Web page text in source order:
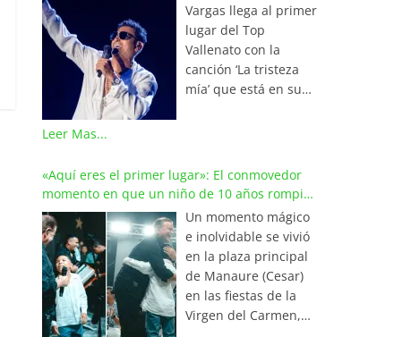
Vargas llega al primer
lugar del Top
Vallenato con la
canción ‘La tristeza
mía’ que está en su
de los listados
musicales en
Colombia y países de
América y Europa.
Esta emotiva
composición del
maestro Wilfran
Castillo se posicionó
en el primer lugar de
Leer Mas...
«Aquí eres el primer lugar»: El conmovedor
momento en que un niño de 10 años rompió
en llanto al cantar con Iván Villazón
Un momento mágico
e inolvidable se vivió
en la plaza principal
de Manaure (Cesar)
en las fiestas de la
Virgen del Carmen,